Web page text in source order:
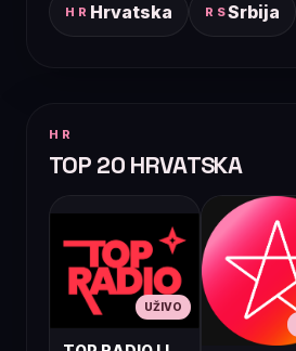
HR Hrvatska RSSrbija
HR
TOP 20 HRVATSKA
UŽIVO